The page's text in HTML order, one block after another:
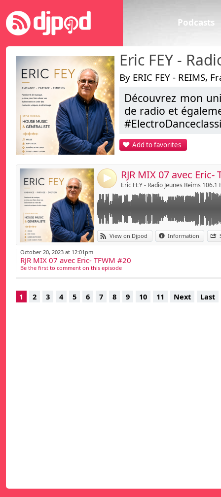
Podcasts
By ERIC FEY - REIMS,
Découvrez mon
de radio et
...
ERIC FEY , C’est
Alors , je vous dis
Bonne Ecoute
Eric FEY
https://
Add to favorites
4 RJR MIX 07 avec Eric-
Eric FEY - Radio Jeunes Reims 106.1
View on Djpod Information
Link:
Widget:
Share:
Post:
Send by
RJR MIX c'est sur RJR radio le jeudi à 23h
Rjrradio.fr - FM 106.1 + DAB+
October 20, 2023 at 12:01pm
RJR MIX 07 avec Eric- TFWM #20
Be the first to comment on this episode
1 2 3 4 5 6 7 8 9 10 11 Next Last